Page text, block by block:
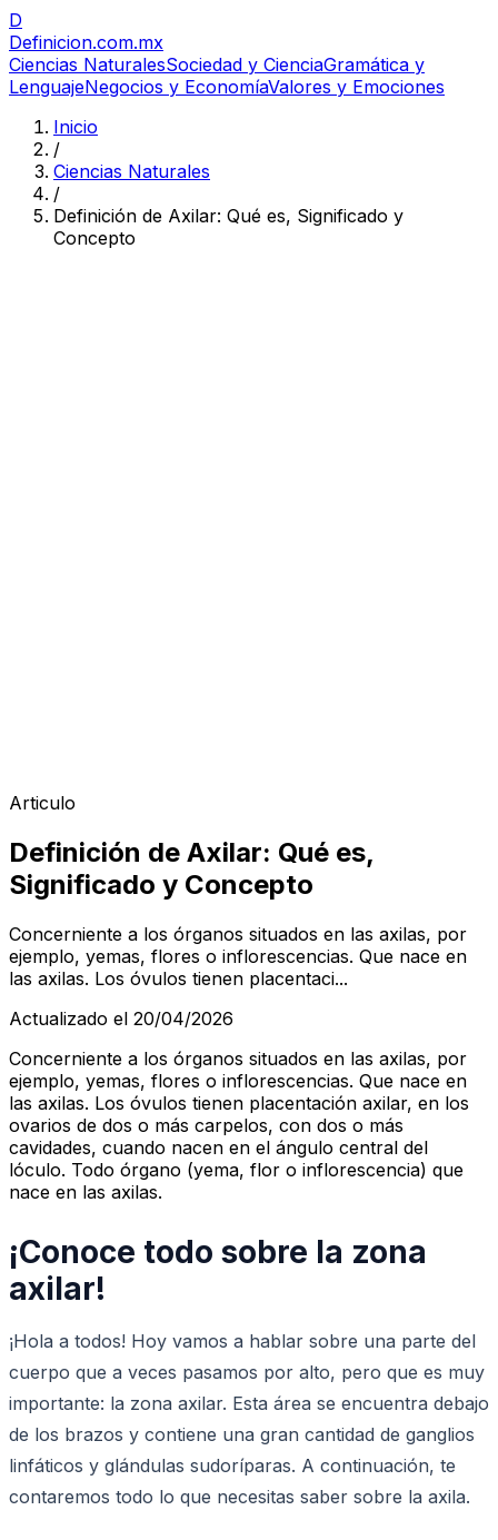
D
Definicion.com.mx
Ciencias NaturalesSociedad y CienciaGramática y
LenguajeNegocios y EconomíaValores y Emociones
Inicio
/
Ciencias Naturales
/
Definición de Axilar: Qué es, Significado y
Concepto
Articulo
Definición de Axilar: Qué es,
Significado y Concepto
Concerniente a los órganos situados en las axilas, por
ejemplo, yemas, flores o inflorescencias. Que nace en
las axilas. Los óvulos tienen placentaci...
Actualizado el 20/04/2026
Concerniente a los órganos situados en las axilas, por
ejemplo, yemas, flores o inflorescencias. Que nace en
las axilas. Los óvulos tienen placentación axilar, en los
ovarios de dos o más carpelos, con dos o más
cavidades, cuando nacen en el ángulo central del
lóculo. Todo órgano (yema, flor o inflorescencia) que
nace en las axilas.
¡Conoce todo sobre la zona
axilar!
¡Hola a todos! Hoy vamos a hablar sobre una parte del
cuerpo que a veces pasamos por alto, pero que es muy
importante: la zona axilar. Esta área se encuentra debajo
de los brazos y contiene una gran cantidad de ganglios
linfáticos y glándulas sudoríparas. A continuación, te
contaremos todo lo que necesitas saber sobre la axila.